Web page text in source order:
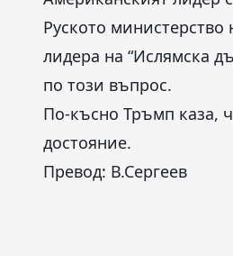
Руското
лидера на “Ислямска
по този въпрос.
По-късно Тръмп каза,
достояние.
Превод: В.Сергеев